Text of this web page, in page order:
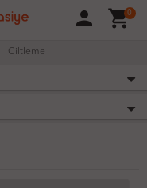
person shopping_cart
0
Ciltleme